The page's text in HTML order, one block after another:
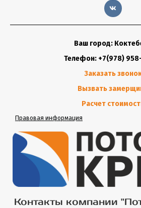
Ваш город:
Телефон: +7(978)
Заказать
Вызвать
Расчет
Правовая информация
Контакты компании